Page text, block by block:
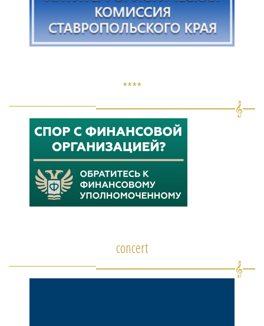
****
concert